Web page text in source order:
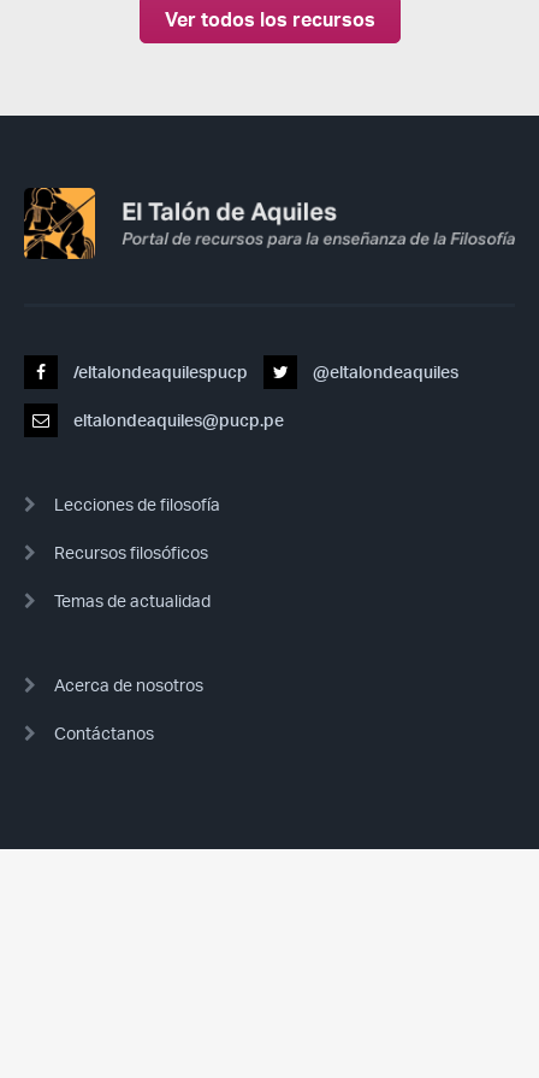
Ver todos los recursos
/eltalondeaquilespucp @eltalondeaquiles
eltalondeaquiles@pucp.pe
Lecciones de filosofía
Recursos filosóficos
Temas de actualidad
Acerca de nosotros
Contáctanos